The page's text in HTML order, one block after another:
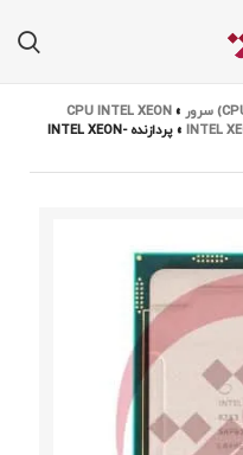
»
CPU INTEL XEON
»
پردازنده INTEL XEON-